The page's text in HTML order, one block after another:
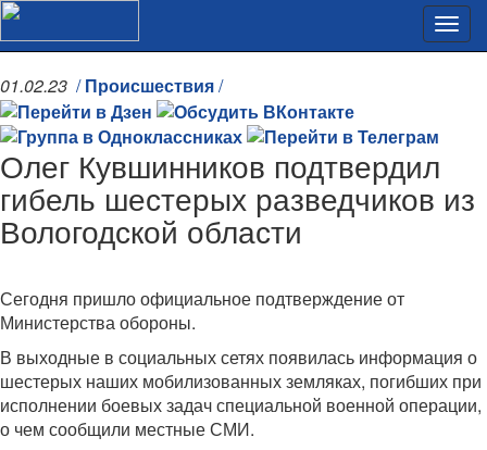
01.02.23 /Происшествия/
Олег Кувшинников подтвердил
гибель шестерых разведчиков из
Вологодской области
Сегодня пришло официальное подтверждение от
Министерства обороны.
В выходные в социальных сетях появилась информация о
шестерых наших мобилизованных земляках, погибших при
исполнении боевых задач специальной военной операции,
о чем сообщили местные СМИ.